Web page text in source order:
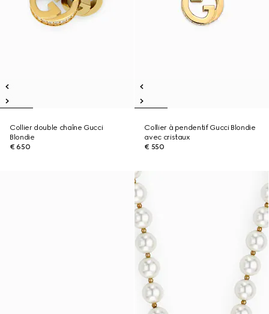
Collier double chaîne Gucci
Blondie
€ 650
Collier à pendentif Gucci Blondie
avec cristaux
€ 550